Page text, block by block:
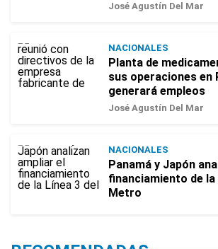
José Agustín Del Mar
NACIONALES
Planta de
sus operaciones en
generará empleos
José Agustín Del Mar
NACIONALES
Panamá y Japón
financiamiento de la
Metro